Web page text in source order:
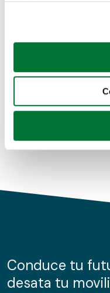
Si lo permite, también
Recopilar
Identificar su
para buscar
Obtenga más
de cookies.
información sobre el
nuestros partners de
Coches de segunda
Coches de km0
Conduce tu
desata tu